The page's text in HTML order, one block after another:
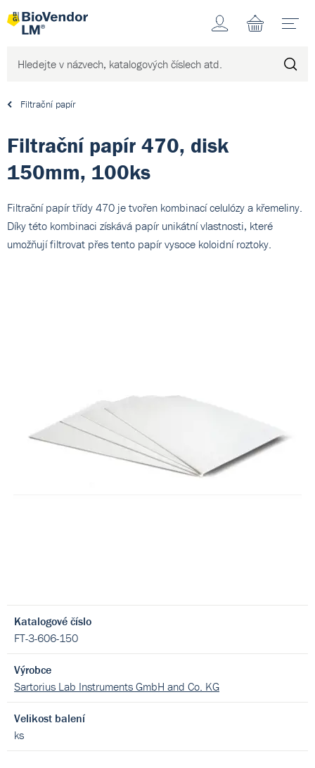
Účet
Filtrační papír
Filtrační papír 470, disk
150mm, 100ks
Filtrační papír třídy 470 je tvořen kombinací celulózy a křemeliny.
Díky této kombinaci získává papír unikátní vlastnosti, které
umožňují filtrovat přes tento papír vysoce koloidní roztoky.
Katalogové číslo
FT-3-606-150
Výrobce
Sartorius Lab Instruments GmbH and Co. KG
Velikost balení
ks